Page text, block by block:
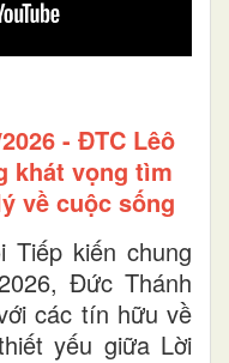
- ĐTC Lêô
khát vọng tìm
về cuộc sống
Tiếp kiến chung
Đức Thánh
các tín hữu về
yếu giữa Lời